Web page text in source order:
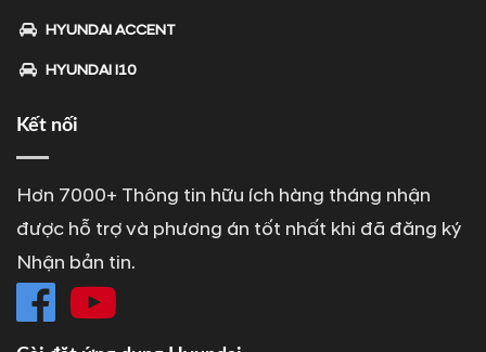
HYUNDAI ACCENT
HYUNDAI I10
Kết nối
Hơn 7000+ Thông tin hữu ích hàng tháng nhận
được hỗ trợ và phương án tốt nhất khi đã đăng ký
Nhận bản tin.